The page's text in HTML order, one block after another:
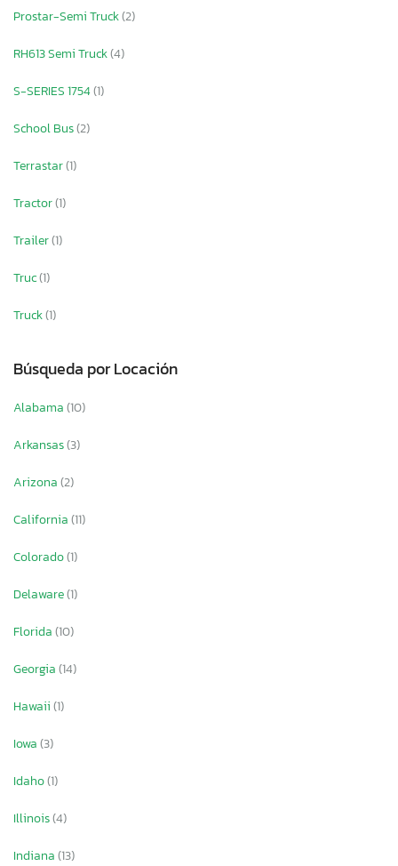
Prostar-Semi Truck(2)
RH613 Semi Truck(4)
S-SERIES 1754(1)
School Bus(2)
Terrastar(1)
Tractor(1)
Trailer(1)
Truc(1)
Truck(1)
Búsqueda por Locación
Alabama(10)
Arkansas(3)
Arizona(2)
California(11)
Colorado(1)
Delaware(1)
Florida(10)
Georgia(14)
Hawaii(1)
Iowa(3)
Idaho(1)
Illinois(4)
Indiana(13)